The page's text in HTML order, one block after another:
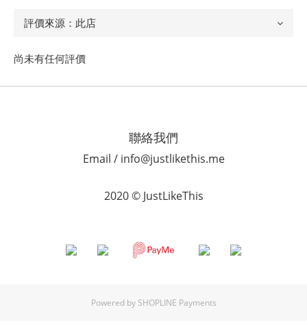
尚未有任何評價
聯絡我們
Email / info@justlikethis.me
2020 © JustLikeThis
Powered by SHOPLINE Payments